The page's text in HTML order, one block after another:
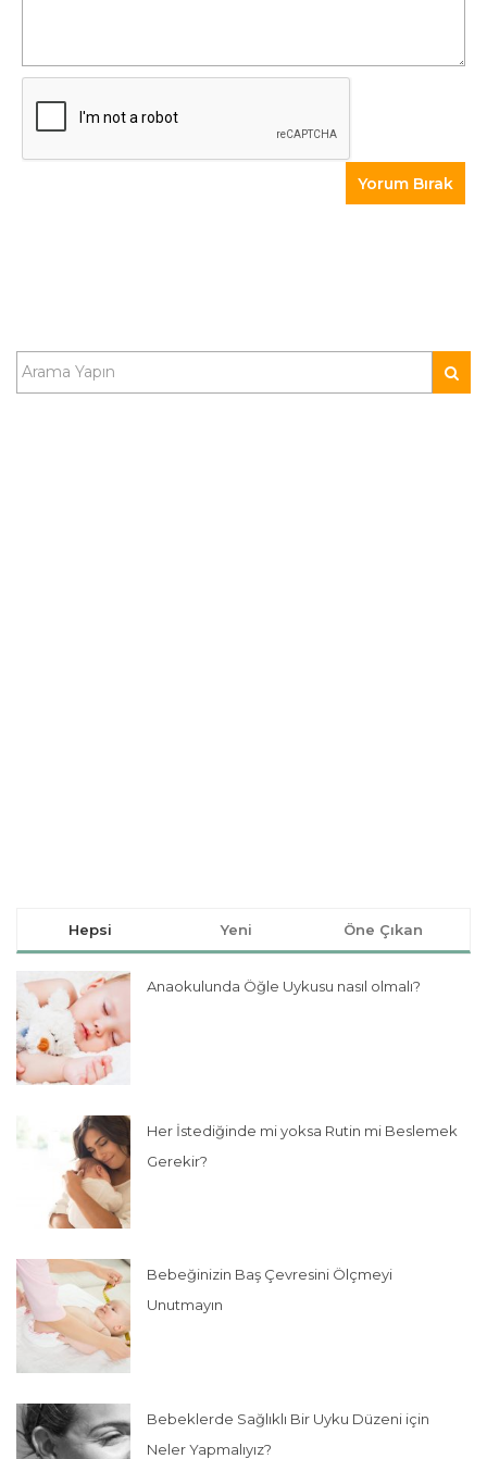
Hepsi Yeni Öne Çıkan
Anaokulunda Öğle Uykusu nasıl olmalı?
Her İstediğinde mi yoksa Rutin mi Beslemek
Gerekir?
Bebeğinizin Baş Çevresini Ölçmeyi
Unutmayın
Bebeklerde Sağlıklı Bir Uyku Düzeni için
Neler Yapmalıyız?